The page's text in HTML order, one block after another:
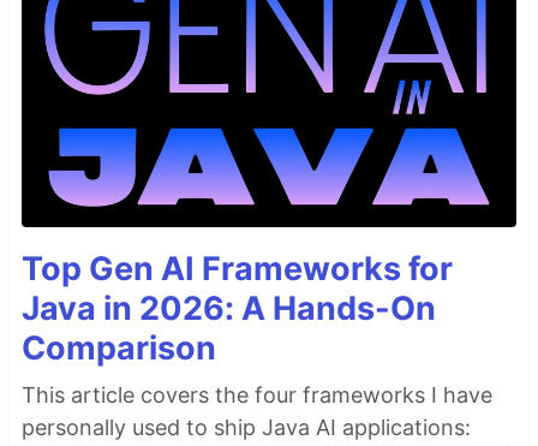
Top Gen AI Frameworks for
Java in 2026: A Hands-On
Comparison
This article covers the four frameworks I have
personally used to ship Java AI applications: